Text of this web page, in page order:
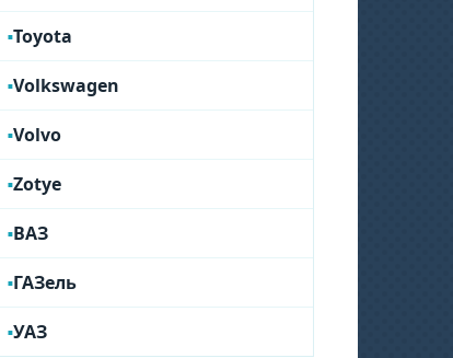
Toyota
Volkswagen
Volvo
Zotye
ВАЗ
ГАЗель
УАЗ